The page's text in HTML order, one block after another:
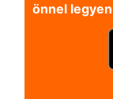
önnel